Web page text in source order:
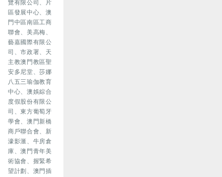
覽有限公司、片
區發展中心、澳
門中區南區工商
聯會、美高梅、
藝嘉國際有限公
司、市政署、天
主教澳門教區聖
安多尼堂、莎娜
八五三瑜伽教育
中心、澳娛綜合
度假股份有限公
司、東方葡萄牙
學會、澳門新橋
商戶聯合會、新
濠影滙、牛房倉
庫、澳門青年美
術協會、握緊希
望計劃、澳門插